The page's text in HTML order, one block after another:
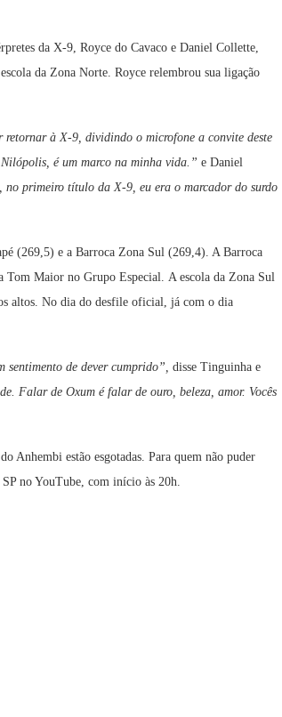
da X-9, Royce do Cavaco e Daniel Collette,
da Zona Norte. Royce relembrou sua ligação
retornar à X-9, dividindo o microfone a convite deste
é um marco na minha vida.” e Daniel
no primeiro título da X-9, eu era o marcador do surdo
(269,5) e a Barroca Zona Sul (269,4). A Barroca
Tom Maior no Grupo Especial. A escola da Zona Sul
altos. No dia do desfile oficial, já com o dia
sentimento de dever cumprido”, disse Tinguinha e
Falar de Oxum é falar de ouro, beleza, amor. Vocês
Anhembi estão esgotadas. Para quem não puder
no YouTube, com início às 20h.